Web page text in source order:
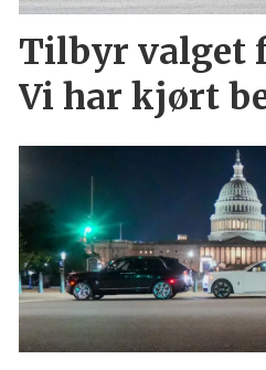
Tilbyr valget
Vi har kjørt